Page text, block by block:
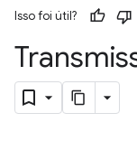
Isso foi útil?